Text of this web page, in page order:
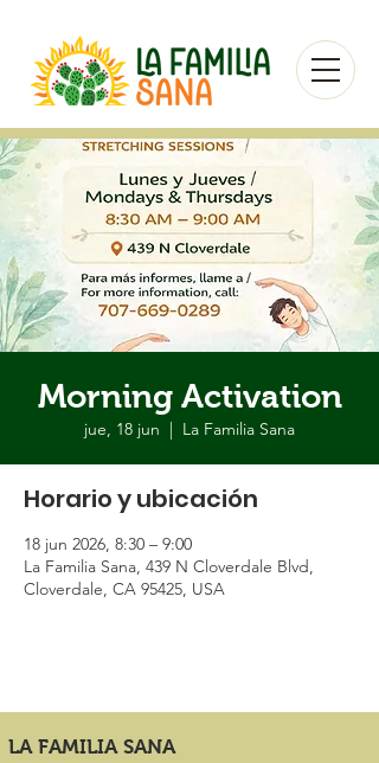
Morning Activation
jue, 18 jun
  |
La Familia Sana
Horario y ubicación
18 jun 2026, 8:30 – 9:00
La Familia Sana, 439 N Cloverdale Blvd,
Cloverdale, CA 95425, USA
LA FAMILIA SANA